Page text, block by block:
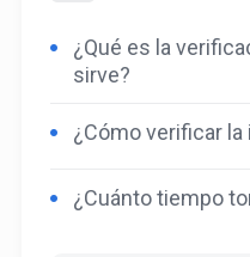
¿Qué es la
sirve?
¿Cómo verificar la
¿Cuánto tiempo